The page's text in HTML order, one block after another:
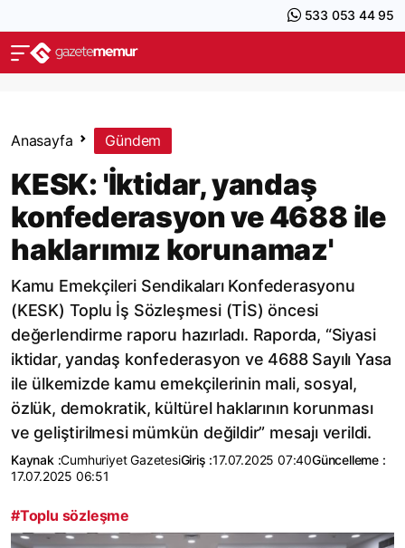
533 053 44 95
Anasayfa Gündem
KESK: 'İktidar, yandaş
konfederasyon ve 4688 ile
haklarımız korunamaz'
Kamu Emekçileri Sendikaları Konfederasyonu
(KESK) Toplu İş Sözleşmesi (TİS) öncesi
değerlendirme raporu hazırladı. Raporda, “Siyasi
iktidar, yandaş konfederasyon ve 4688 Sayılı Yasa
ile ülkemizde kamu emekçilerinin mali, sosyal,
özlük, demokratik, kültürel haklarının korunması
ve geliştirilmesi mümkün değildir” mesajı verildi.
Kaynak :Cumhuriyet GazetesiGiriş :17.07.2025 07:40Güncelleme :
17.07.2025 06:51
#Toplu sözleşme